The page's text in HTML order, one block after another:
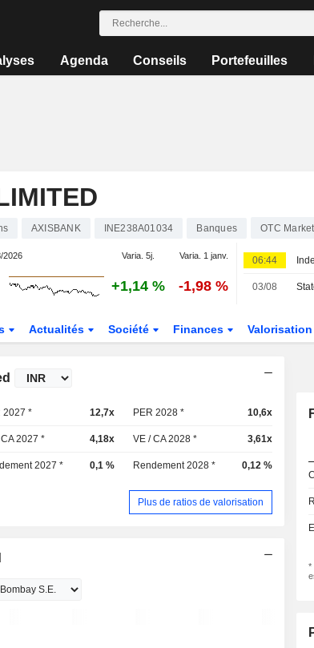
Agenda Conseils Portefeuilles
AXISBANK INE238A01034 Banques OTC
2026 Varia. 5j. Varia. 1 janv.
+1,14 % -1,98 %
06:44
03/08
Actualités Société Finances Valorisation
2027 * 12,7x PER 2028 * 10,6x
2027 * 4,18x VE / CA 2028 * 3,61x
2027 * 0,1 % Rendement 2028 * 0,12 %
Plus de ratios de valorisation
*